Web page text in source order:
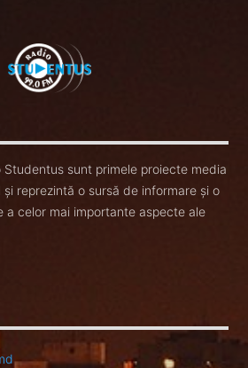
sunt primele proiecte media
reprezintă o sursă de informare și o
a celor mai importante aspecte ale